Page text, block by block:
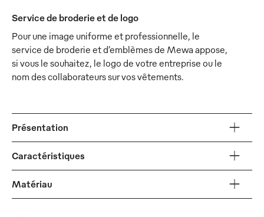
Service de broderie et de logo
Pour une image uniforme et professionnelle, le
service de broderie et d’emblèmes de Mewa appose,
si vous le souhaitez, le logo de votre entreprise ou le
nom des collaborateurs sur vos vêtements.
Présentation
Caractéristiques
Matériau